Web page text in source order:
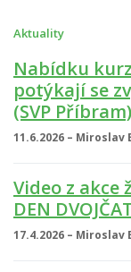
Aktuality
Nabídku
potýkají se
(SVP Příbram)
11.6.2026 – Miroslav
Video z akce
DEN
17.4.2026 – Miroslav